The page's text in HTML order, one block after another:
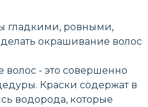
гладкими, ровными,
окрашивание волос
- это совершенно
Краски содержат в
водорода, которые